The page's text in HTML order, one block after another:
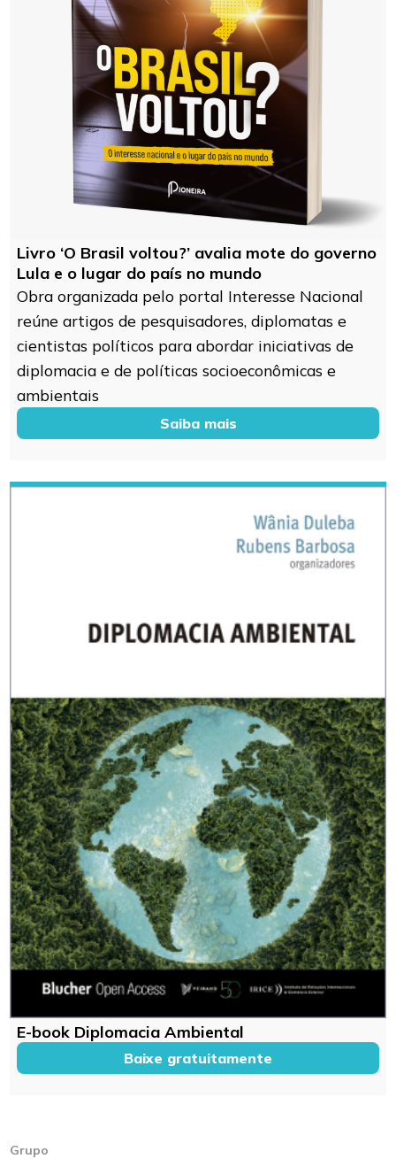
Livro ‘O Brasil voltou?’ avalia mote do governo
Lula e o lugar do país no mundo
Obra organizada pelo portal Interesse Nacional
reúne artigos de pesquisadores, diplomatas e
cientistas políticos para abordar iniciativas de
diplomacia e de políticas socioeconômicas e
ambientais
Saiba mais
E-book Diplomacia Ambiental
Baixe gratuitamente
Grupo